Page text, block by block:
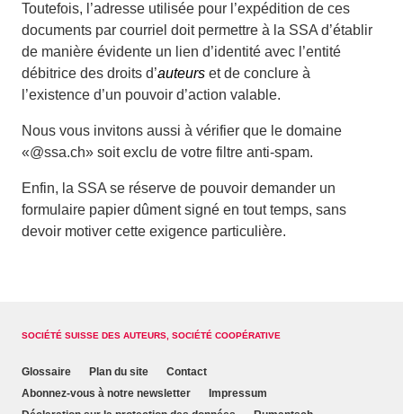
Toutefois, l’adresse utilisée pour l’expédition de ces
documents par courriel doit permettre à la SSA d’établir
de manière évidente un lien d’identité avec l’entité
débitrice des droits d’auteurs et de conclure à
l’existence d’un pouvoir d’action valable.
Nous vous invitons aussi à vérifier que le domaine
«@ssa.ch» soit exclu de votre filtre anti‑spam.
Enfin, la SSA se réserve de pouvoir demander un
formulaire papier dûment signé en tout temps, sans
devoir motiver cette exigence particulière.
SOCIÉTÉ SUISSE DES AUTEURS, SOCIÉTÉ COOPÉRATIVE
Glossaire Plan du site
Contact
Abonnez-vous à notre newsletter
Impressum